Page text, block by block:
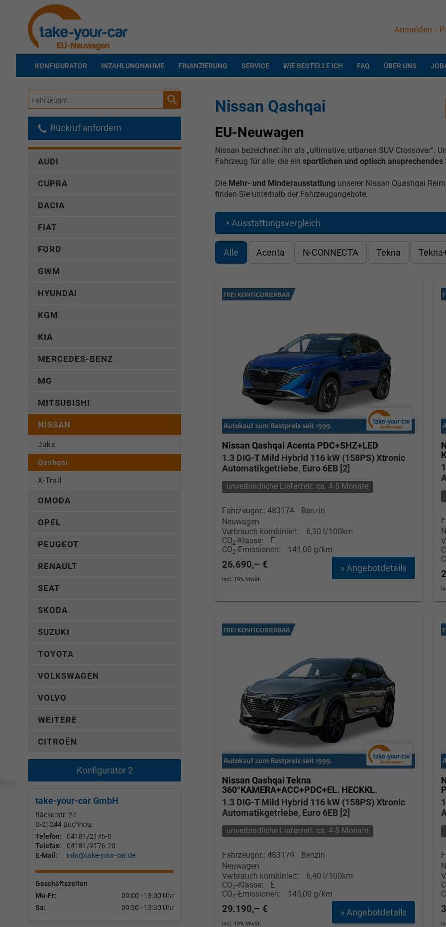
Anmelden
KONFIGURATOR INZAHLUNGNAHME FINANZIERUNG SERVICE WIE BESTELLE ICH FAQ ÜBER UNS
Nissan Qashqai
EU-Neuwagen
Nissan bezeichnet ihn als „ultimative, urbanen SUV Crossover“.
Fahrzeug für alle, die ein sportlichen und optisch ansprechendes
Die Mehr- und Minderausstattung unserer Nissan Quashqai
finden Sie unterhalb der Fahrzeugangebote.
Ausstattungsvergleich
Alle Acenta N-CONNECTA Tekna
Nissan Qashqai Acenta PDC+SHZ+LED
1.3 DIG-T Mild Hybrid 116 kW (158PS) Xtronic
Automatikgetriebe, Euro 6EB [2]
unverbindliche Lieferzeit: ca. 4-5 Monate
Fahrzeugnr.: 483174
Benzin
Neuwagen
Verbrauch kombiniert:
6,30 l/100km
CO2-Klasse:
E
CO2-Emissionen: 141,00 g/km
» Angebotdetails
26.690,– €
incl. 19% MwSt.
Nissan QashqaiTekna
360°KAMERA+ACC+PDC+EL. HECKKL.
1.3 DIG-T Mild Hybrid 116 kW (158PS) Xtronic
Automatikgetriebe, Euro 6EB [2]
unverbindliche Lieferzeit: ca. 4-5 Monate
Fahrzeugnr.: 483179
Benzin
Neuwagen
Verbrauch kombiniert:
6,40 l/100km
CO2-Klasse:
E
CO2-Emissionen: 145,00 g/km
» Angebotdetails
29.190,– €
incl. 19% MwSt.
Fahrzeugnr.
Rückruf anfordern
AUDI
CUPRA
DACIA
FIAT
FORD
GWM
HYUNDAI
KGM
KIA
MERCEDES-BENZ
MG
MITSUBISHI
NISSAN
Juke
Qashqai
X-Trail
OMODA
OPEL
PEUGEOT
RENAULT
SEAT
SKODA
SUZUKI
TOYOTA
VOLKSWAGEN
VOLVO
WEITERE
CITROËN
Konfigurator 2
take-your-car GmbH
Bäckerstr. 24
D-21244 Buchholz
Telefon:
04181/2176-0
Telefax:
04181/2176-20
E-Mail:
info@take-your-car.de
Geschäftszeiten
Mo-Fr:
09:00 - 18:00 Uhr
Sa:
09:30 - 13:30 Uhr